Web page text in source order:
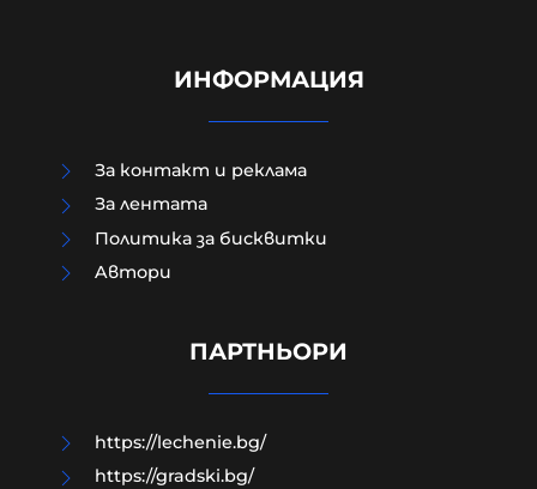
НИТО ЕДИН склад на Ozon-Русия?
ИНФОРМАЦИЯ
За контакт и реклама
За лентата
Политика за бисквитки
Aвтори
ПАРТНЬОРИ
https://lechenie.bg/
https://gradski.bg/